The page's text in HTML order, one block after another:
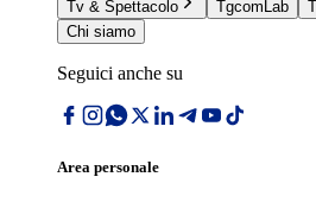
Tv & Spettacolo
TgcomLab
Chi siamo
Seguici anche su
Area personale